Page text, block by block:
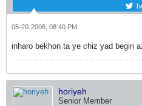
05-20-2006, 08:40 PM
inharo bekhon ta ye chiz yad begiri
horiyeh
Senior Member